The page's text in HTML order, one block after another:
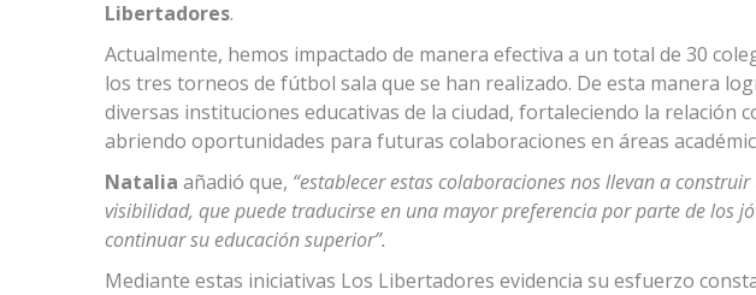
Libertadores.
Actualmente, hemos impactado de manera efectiva a un total de 30
los tres torneos de fútbol sala que se han realizado. De esta manera
diversas instituciones educativas de la ciudad, fortaleciendo la relación
abriendo oportunidades para futuras colaboraciones en áreas
Natalia añadió que, “establecer estas colaboraciones nos llevan a
visibilidad, que puede traducirse en una mayor preferencia por parte de los
continuar su educación superior”.
Mediante estas iniciativas Los Libertadores evidencia su esfuerzo